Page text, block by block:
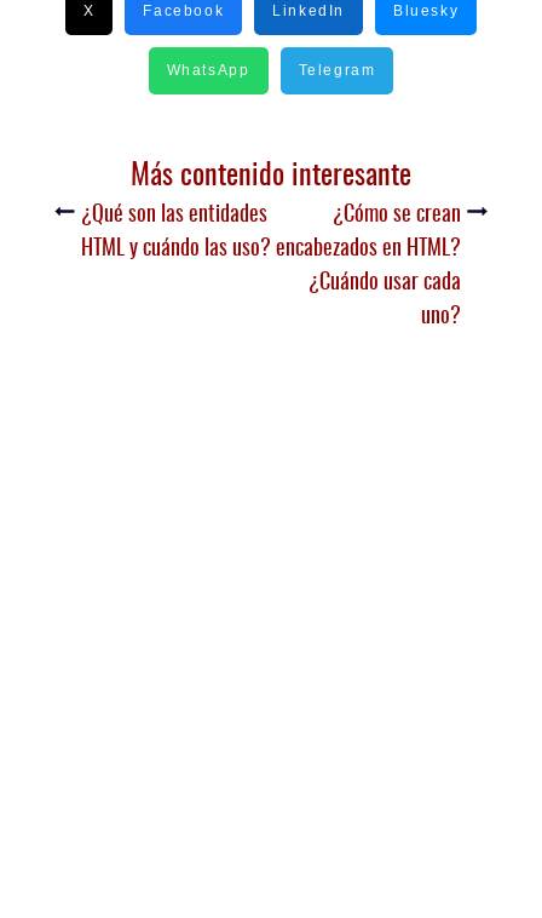
X Facebook LinkedIn Bluesky
WhatsApp Telegram
Más contenido interesante
¿Qué son las entidades
HTML y cuándo las uso?
¿Cómo se crean
encabezados en HTML?
¿Cuándo usar cada
uno?